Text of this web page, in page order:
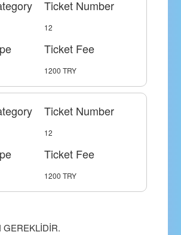
Ticket Number
12
Ticket Fee
1200 TRY
Ticket Number
12
Ticket Fee
1200 TRY
GEREKLİDİR.